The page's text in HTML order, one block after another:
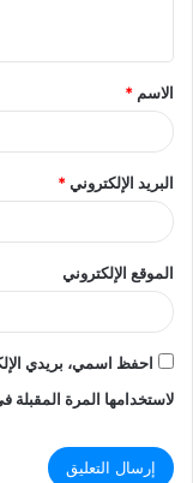
ق
*
الاسم *
البريد الإلكتروني*
الموقع الإلكتروني
احفظ اسمي، بريدي
لاستخدامها المرة المقبلة